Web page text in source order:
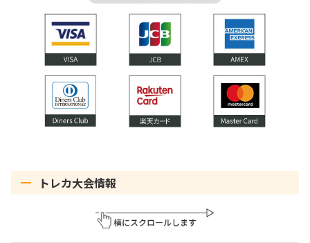
トレカ大会情報